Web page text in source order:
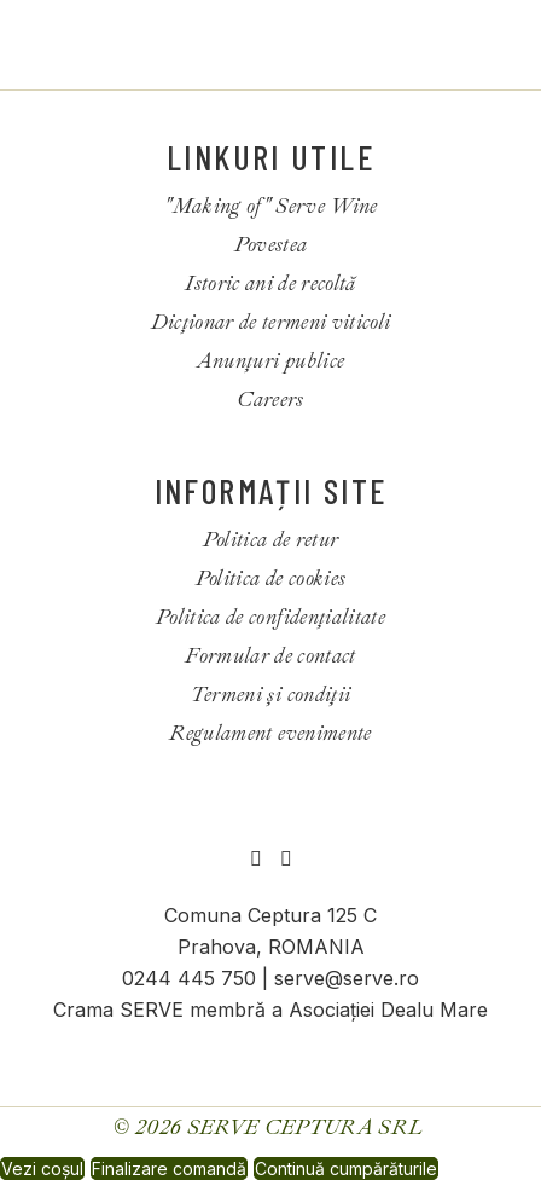
LINKURI UTILE
"Making of" Serve Wine
Povestea
Istoric ani de recoltă
Dicționar de termeni viticoli
Anunțuri publice
Careers
Comuna Ceptura 125 C
Prahova, ROMANIA
0244 445 750 | serve@serve.ro
Crama SERVE membră a Asociației Dealu Mare
INFORMAȚII SITE
Politica de retur
Politica de cookies
Politica de confidenţialitate
Formular de contact
Termeni și condiții
Regulament evenimente
© 2026SERVE CEPTURA SRL
Vezi coșul Finalizare comandă Continuă cumpărăturile